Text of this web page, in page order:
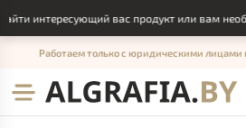
интересующий вас продукт или вам
Работаем только с юридическими лицами